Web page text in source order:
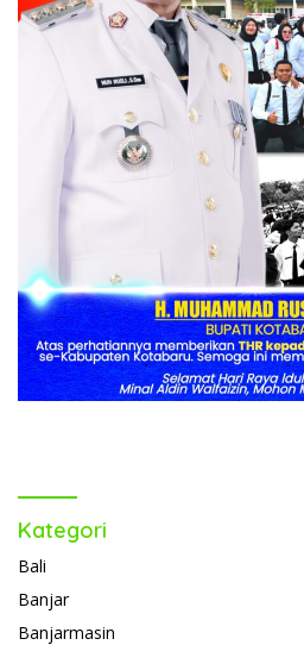
Kategori
Bali
Banjar
Banjarmasin